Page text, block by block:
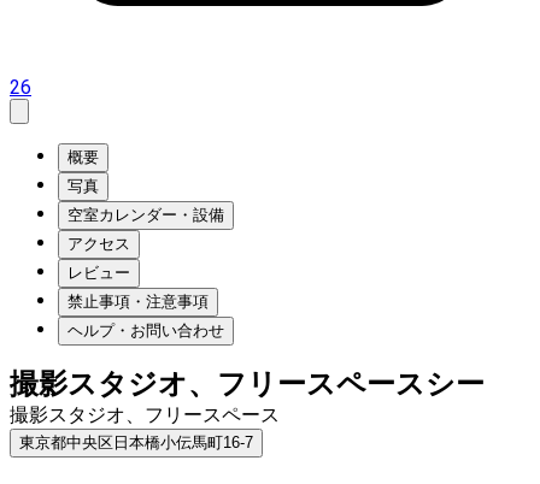
26
概要
写真
空室カレンダー・設備
アクセス
レビュー
禁止事項・注意事項
ヘルプ・お問い合わせ
撮影スタジオ、フリースペースシー
撮影スタジオ、フリースペース
東京都中央区日本橋小伝馬町16-7